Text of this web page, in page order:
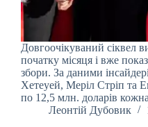
Довгоочікуваний сіквел
початку місяця і вже
збори. За даними
Хетеуей, Меріл Стріп та
по 12,5 млн. доларів кожна
Леонтій Дубовик